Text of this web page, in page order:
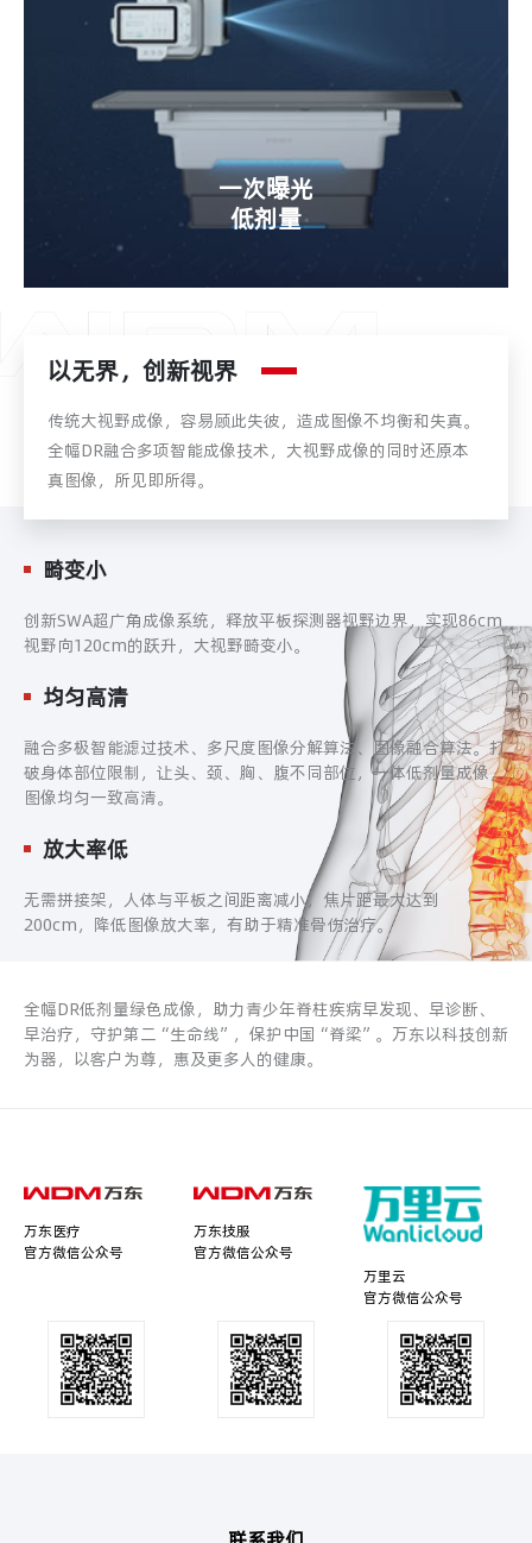
一次曝光
低剂量
以无界，创新视界
传统大视野成像，容易顾此失彼，造成图像不均衡和失真。
全幅DR融合多项智能成像技术，大视野成像的同时还原本
真图像，所见即所得。
畸变小
创新SWA超广角成像系统，释放平板探测器视野边界，实现86cm
视野向120cm的跃升，大视野畸变小。
均匀高清
融合多极智能滤过技术、多尺度图像分解算法、图像融合算法。打
破身体部位限制，让头、颈、胸、腹不同部位，一体低剂量成像，
图像均匀一致高清。
放大率低
无需拼接架，人体与平板之间距离减小，焦片距最大达到
200cm，降低图像放大率，有助于精准骨伤治疗。
全幅DR低剂量绿色成像，助力青少年脊柱疾病早发现、早诊断、
早治疗，守护第二“生命线”，保护中国“脊梁”。万东以科技创新
为器，以客户为尊，惠及更多人的健康。
万东医疗
官方微信公众号
万东技服
官方微信公众号
万里云
官方微信公众号